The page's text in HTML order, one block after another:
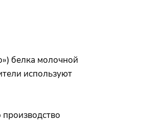
белка молочной
используют